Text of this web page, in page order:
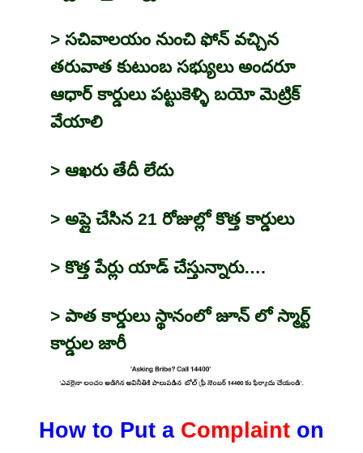
> సచివాలయం నుంచి ఫోన్ వచ్చిన
తరువాత కుటుంబ సభ్యులు అందరూ
ఆధార్ కార్డులు పట్టుకెళ్ళి బయో మెట్రిక్
వేయాలి
> ఆఖరు తేదీ లేదు
> అప్లై చేసిన 21 రోజుల్లో కొత్త కార్డులు
> కొత్త పేర్లు యాడ్ చేస్తున్నారు….
> పాత కార్డులు స్థానంలో జూన్ లో స్మార్ట్
కార్డుల జారీ
How to Put a Complaint on